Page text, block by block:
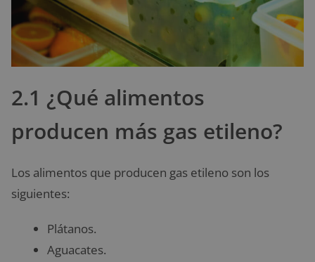
2.1 ¿Qué alimentos
producen más gas etileno?
Los alimentos que producen gas etileno son los
siguientes:
Plátanos.
Aguacates.